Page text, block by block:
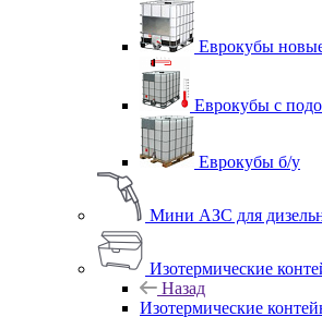
Еврокубы
Еврокубы с
Еврокубы б/у
Мини АЗС для
Изотермические
Назад
Изотермические